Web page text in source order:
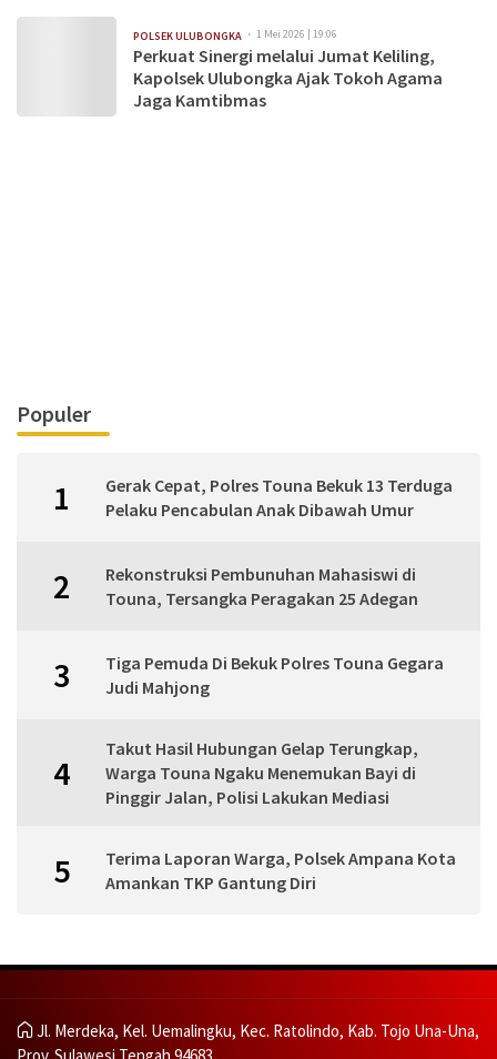
POLSEK ULUBONGKA 1 Mei 2026 | 19:06
Perkuat Sinergi melalui Jumat Keliling,
Kapolsek Ulubongka Ajak Tokoh Agama
Jaga Kamtibmas
Populer
1
Gerak Cepat, Polres Touna Bekuk 13 Terduga
Pelaku Pencabulan Anak Dibawah Umur
2
Rekonstruksi Pembunuhan Mahasiswi di
Touna, Tersangka Peragakan 25 Adegan
3
Tiga Pemuda Di Bekuk Polres Touna Gegara
Judi Mahjong
4
Takut Hasil Hubungan Gelap Terungkap,
Warga Touna Ngaku Menemukan Bayi di
Pinggir Jalan, Polisi Lakukan Mediasi
5
Terima Laporan Warga, Polsek Ampana Kota
Amankan TKP Gantung Diri
Jl. Merdeka, Kel. Uemalingku, Kec. Ratolindo, Kab. Tojo Una-Una,